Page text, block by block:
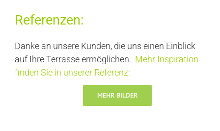
Referenzen:
Danke an unsere Kunden, die uns einen Einblick
auf Ihre Terrasse ermöglichen. Mehr Inspiration
finden Sie in unserer Referenz:
MEHR BILDER